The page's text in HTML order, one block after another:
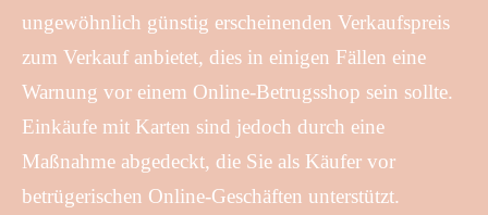
ungewöhnlich günstig erscheinenden Verkaufspreis
zum Verkauf anbietet, dies in einigen Fällen eine
Warnung vor einem Online-Betrugsshop sein sollte.
Einkäufe mit Karten sind jedoch durch eine
Maßnahme abgedeckt, die Sie als Käufer vor
betrügerischen Online-Geschäften unterstützt.